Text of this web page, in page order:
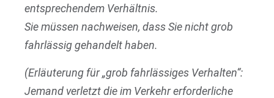
entsprechendem Verhältnis.
Sie müssen nachweisen, dass Sie nicht grob
fahrlässig gehandelt haben.
(Erläuterung für „grob fahrlässiges Verhalten“:
Jemand verletzt die im Verkehr erforderliche